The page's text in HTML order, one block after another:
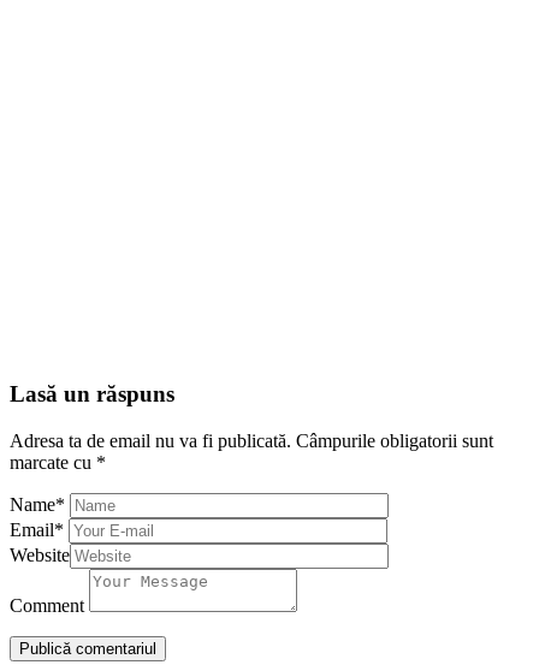
Lasă un răspuns
Adresa ta de email nu va fi publicată. Câmpurile obligatorii sunt
marcate cu *
Name*
Email*
Website
Comment